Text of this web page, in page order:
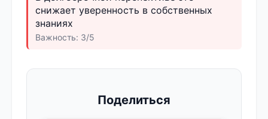
снижает уверенность в собственных
знаниях
Важность: 3/5
Поделиться